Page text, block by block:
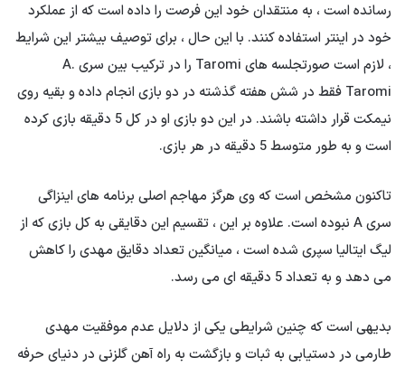
رسانده است ، به منتقدان خود این فرصت را داده است که از عملکرد
خود در اینتر استفاده کنند. با این حال ، برای توصیف بیشتر این شرایط
، لازم است صورتجلسه های Taromi را در ترکیب بین سری A.
Taromi فقط در شش هفته گذشته در دو بازی انجام داده و بقیه روی
نیمکت قرار داشته باشند. در این دو بازی او در کل 5 دقیقه بازی کرده
است و به طور متوسط ​​5 دقیقه در هر بازی.
تاکنون مشخص است که وی هرگز مهاجم اصلی برنامه های اینزاگی
سری A نبوده است. علاوه بر این ، تقسیم این دقایقی به کل بازی که از
لیگ ایتالیا سپری شده است ، میانگین تعداد دقایق مهدی را کاهش
می دهد و به تعداد 5 دقیقه ای می رسد.
بدیهی است که چنین شرایطی یکی از دلایل عدم موفقیت مهدی
طارمی در دستیابی به ثبات و بازگشت به راه آهن گلزنی در دنیای حرفه